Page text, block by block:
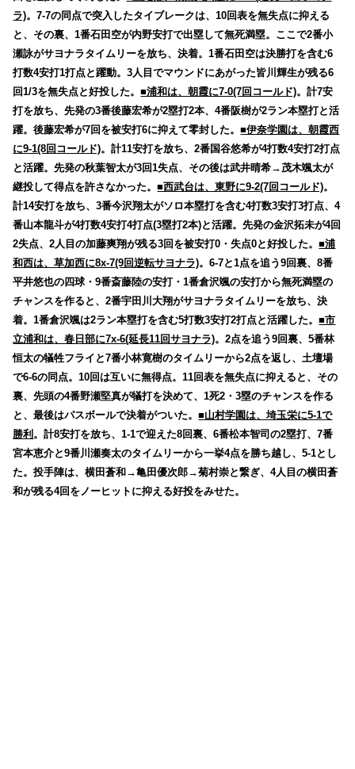
ラ)。7-7の同点で突入したタイブレークは、10回表を無失点に抑える
と、その裏、1番石田空が内野安打で出塁して無死満塁。ここで2番小
瀬詠がサヨナラタイムリーを放ち、決着。1番石田空は決勝打を含む6
打数4安打1打点と躍動。3人目でマウンドにあがった皆川輝生が残る6
回1/3を無失点と好投した。■浦和は、朝霞に7-0(7回コールド)。計7安
打を放ち、先発の3番後藤宏希が2塁打2本、4番阪樹が2ラン本塁打と活
躍。後藤宏希が7回を被安打6に抑えて零封した。■伊奈学園は、朝霞西
に9-1(8回コールド)。計11安打を放ち、2番国谷悠希が4打数4安打2打点
と活躍。先発の秋葉智太が3回1失点、その後は武井晴希→茂木颯太が
継投して得点を許さなかった。■西武台は、東野に9-2(7回コールド)。
計14安打を放ち、3番今沢翔太がソロ本塁打を含む4打数3安打3打点、4
番山本龍斗が4打数4安打4打点(3塁打2本)と活躍。先発の金沢拓未が4回
2失点、2人目の加藤爽翔が残る3回を被安打0・失点0と好投した。■浦
和西は、草加西に8x-7(9回逆転サヨナラ)。6-7と1点を追う9回裏、8番
平井悠也の四球・9番斎藤陸の安打・1番倉沢颯の安打から無死満塁の
チャンスを作ると、2番宇田川大翔がサヨナラタイムリーを放ち、決
着。1番倉沢颯は2ラン本塁打を含む5打数3安打2打点と活躍した。■市
立浦和は、春日部に7x-6(延長11回サヨナラ)。2点を追う9回裏、5番林
恒太の犠牲フライと7番小林寛樹のタイムリーから2点を返し、土壇場
で6-6の同点。10回は互いに無得点。11回表を無失点に抑えると、その
裏、先頭の4番野瀬堅真が犠打を決めて、1死2・3塁のチャンスを作る
と、最後はパスボールで決着がついた。■山村学園は、埼玉栄に5-1で
勝利 。計8安打を放ち、1-1で迎えた8回裏、6番松本智司の2塁打、7番
宮本恵介と9番川瀬奏太のタイムリーから一挙4点を勝ち越し、5-1とし
た。投手陣は、横田蒼和→亀田優次郎→菊村崇と繋ぎ、4人目の横田蒼
和が残る4回をノーヒットに抑える好投をみせた。